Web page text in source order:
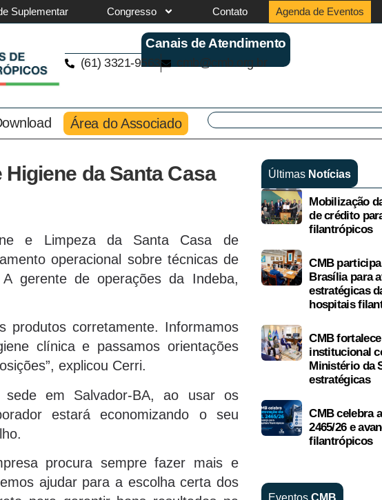
Suplementar Congresso Contato Agenda de Eventos
Canais de Atendimento
(61) 3321-9563 cmb@cmb.org.br
Área do Associado
da Santa Casa
e Limpeza da Santa Casa de
operacional sobre técnicas de
gerente de operações da Indeba,
produtos corretamente. Informamos
clínica e passamos orientações
explicou Cerri.
em Salvador-BA, ao usar os
estará economizando o seu
procura sempre fazer mais e
ajudar para a escolha certa dos
Últimas Notícias
Mobilização
de crédito
filantrópicos
CMB
Brasília para
estratégicas
hospitais
CMB
institucional
Ministério da
estratégicas
CMB celebra
2465/26 e
filantrópicos